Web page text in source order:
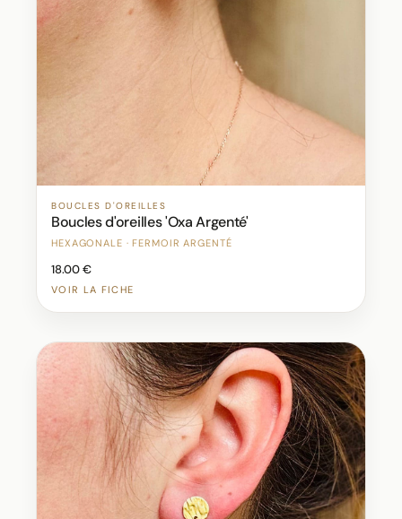
BOUCLES D'OREILLES
Boucles d'oreilles 'Oxa Argenté'
HEXAGONALE · FERMOIR ARGENTÉ
18.00 €
VOIR LA FICHE